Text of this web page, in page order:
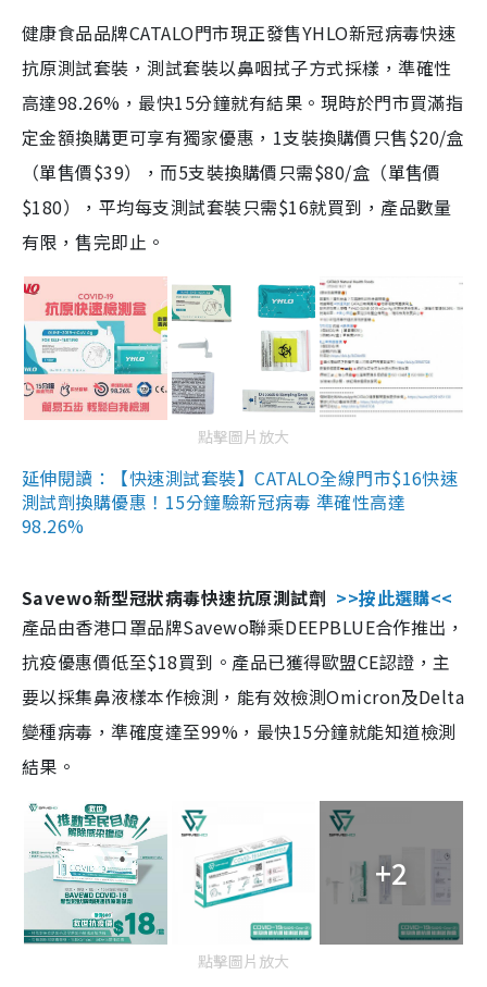
健康食品品牌CATALO門市現正發售YHLO新冠病毒快速
抗原測試套裝，測試套裝以鼻咽拭子方式採樣，準確性
高達98.26%，最快15分鐘就有結果。現時於門市買滿指
定金額換購更可享有獨家優惠，1支裝換購價只售$20/盒
（單售價$39），而5支裝換購價只需$80/盒（單售價
$180），平均每支測試套裝只需$16就買到，產品數量
有限，售完即止。
點擊圖片放大
延伸閱讀：【快速測試套裝】CATALO全線門市$16快速
測試劑換購優惠！15分鐘驗新冠病毒 準確性高達
98.26%
Savewo新型冠狀病毒快速抗原測試劑 >>按此選購<<
產品由香港口罩品牌Savewo聯乘DEEPBLUE合作推出，
抗疫優惠價低至$18買到。產品已獲得歐盟CE認證，主
要以採集鼻液樣本作檢測，能有效檢測Omicron及Delta
變種病毒，準確度達至99%，最快15分鐘就能知道檢測
結果。
+2
點擊圖片放大